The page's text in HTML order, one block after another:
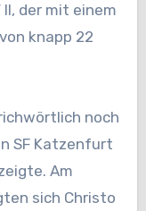
der mit einem
knapp 22
noch
SF Katzenfurt
Am
sich Christo